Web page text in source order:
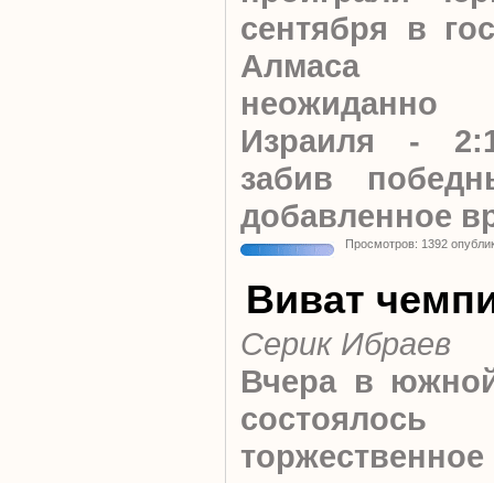
сентября в
Алмаса
Израиля -
забив
добавленное
Просмотров: 1392
Виват
Серик Ибраев
Вчера в
состоялось
торжественное